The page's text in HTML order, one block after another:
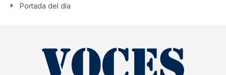
Portada del día